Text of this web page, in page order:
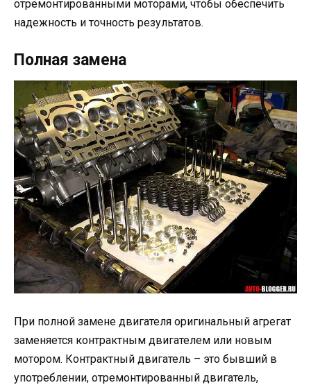
отремонтированными моторами, чтобы обеспечить
надежность и точность результатов.
Полная замена
При полной замене двигателя оригинальный агрегат
заменяется контрактным двигателем или новым
мотором. Контрактный двигатель – это бывший в
употреблении, отремонтированный двигатель,